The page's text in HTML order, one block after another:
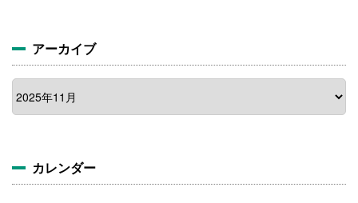
アーカイブ
ア
ー
カ
カレンダー